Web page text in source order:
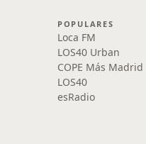
POPULARES
Loca FM
LOS40 Urban
COPE Más Madrid
LOS40
esRadio